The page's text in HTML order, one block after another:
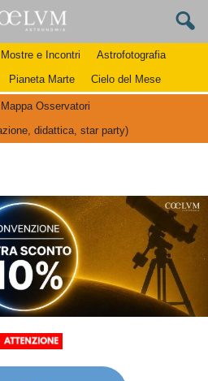
Mostre e Incontri
Astrofotografia
Pianeta Marte Cielo del Mese
Mappa Osservatori
didattica, star party)